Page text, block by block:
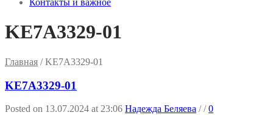
Контакты и важное
KE7A3329-01
Главная / KE7A3329-01
KE7A3329-01
Posted on 13.07.2024 at 23:06 Надежда Беляева //0